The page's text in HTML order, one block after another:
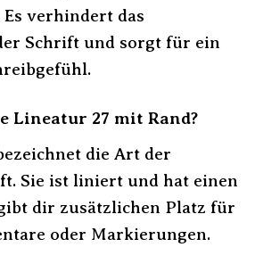
verhindert das
Schrift und sorgt für ein
Lineatur 27 mit Rand?
die Art der
Sie ist liniert und hat einen
dir zusätzlichen Platz für
oder Markierungen.